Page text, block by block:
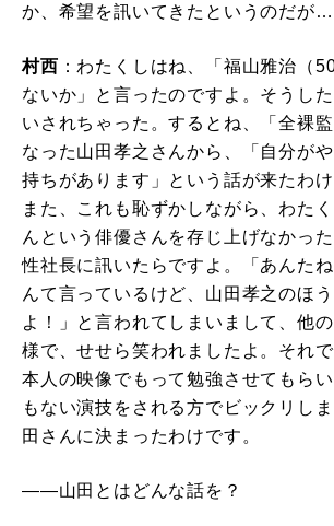
か、希望を訊いてきたというのだが
村西 ：わたくしはね、「福山雅治（
ないか」と言ったのですよ。そうし
いされちゃった。するとね、「全裸
なった山田孝之さんから、「自分が
持ちがあります」という話が来たわ
また、これも恥ずかしながら、わた
んという俳優さんを存じ上げなかっ
性社長に訊いたらですよ。「あんた
んて言っているけど、山田孝之のほ
よ！」と言われてしまいまして、他
様で、せせら笑われましたよ。それ
本人の映像でもって勉強させてもら
もない演技をされる方でビックリし
田さんに決まったわけです。
――山田とはどんな話を？